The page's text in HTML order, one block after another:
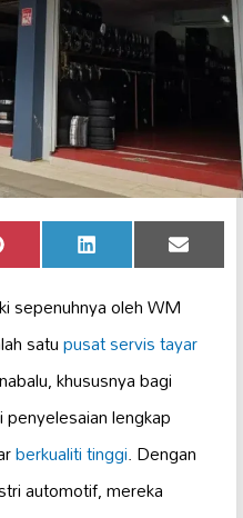
Share
on
Pinterest Share
on
LinkedIn Share
on
Email
sepenuhnya oleh WM
satupusat servistayar
khususnya bagi
lengkap
berkualiti tinggi. Dengan
automotif, mereka